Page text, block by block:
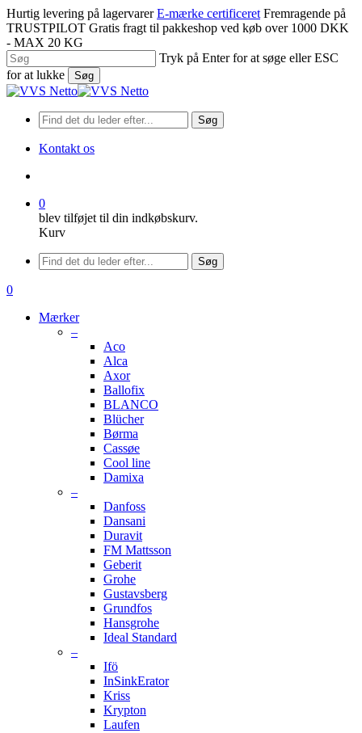
Spring
til
hovedindhold
Hurtig levering på lagervarer E-mærke certificeret Fremragende på
TRUSTPILOT Gratis fragt til pakkeshop ved køb over 1000 DKK
- MAX 20 KG
Tryk på Enter for at søge eller ESC
for at lukke
Søg
Luk
Søg
Kontakt os
0
blev tilføjet til din indkøbskurv.
Kurv
Menu
Søg
søge
0
Mærker
–
Aco
Alca
Axor
Ballofix
BLANCO
Blücher
Børma
Cassøe
Cool line
Damixa
–
Danfoss
Dansani
Duravit
FM Mattsson
Geberit
Grohe
Gustavsberg
Grundfos
Hansgrohe
Ideal Standard
–
Ifö
InSinkErator
Kriss
Krypton
Laufen